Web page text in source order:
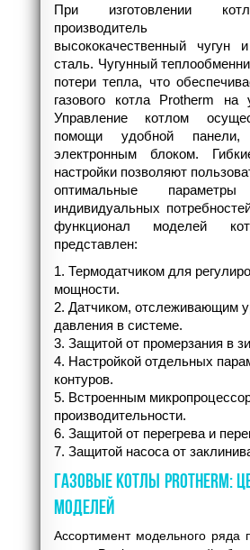
При изготовлении
производитель
высококачественный чугун
сталь. Чугунный
потери тепла, что
газового котла Protherm на
Управление котлом
помощи удобной
электронным блоком.
настройки позволяют
оптимальные
индивидуальных
функционал моделей
представлен:
1. Термодатчиком для
мощности.
2. Датчиком, отслеживающим
давления в системе.
3. Защитой от промерзания в
4. Настройкой отдельных
контуров.
5. Встроенным
производительности.
6. Защитой от перегрева и
7. Защитой насоса от
ГАЗОВЫЕ КОТЛЫ PROTHERM:
МОДЕЛЕЙ
Ассортимент модельного ряда